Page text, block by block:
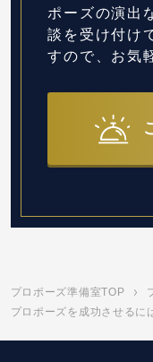
ポーズの演出
談を受け付け
すので、お気
プロポーズ準備室TOP
プロポーズを成功させるに